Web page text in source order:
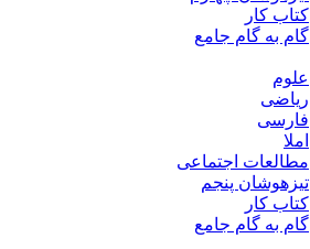
کتاب کار
گام به گام جامع
علوم
ریاضی
فارسی
املا
مطالعات اجتماعی
تیزهوشان پنجم
کتاب کار
گام به گام جامع